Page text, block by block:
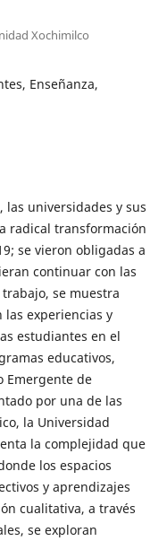
Xochimilco
Enseñanza,
las universidades y sus
radical transformación
se vieron obligadas a
continuar con las
se muestra
las experiencias y
estudiantes en el
educativos,
Emergente de
por una de las
la Universidad
la complejidad que
los espacios
y aprendizajes
cualitativa, a través
se exploran